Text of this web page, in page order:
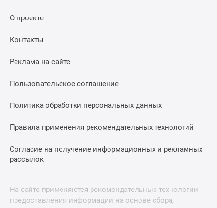
О проекте
Контакты
Реклама на сайте
Пользовательское соглашение
Политика обработки персональных данных
Правила применения рекомендательных технологий
Согласие на получение информационных и рекламных
рассылок
На сайте применяются рекомендательные технологии
предоставления информации на основе сбора,